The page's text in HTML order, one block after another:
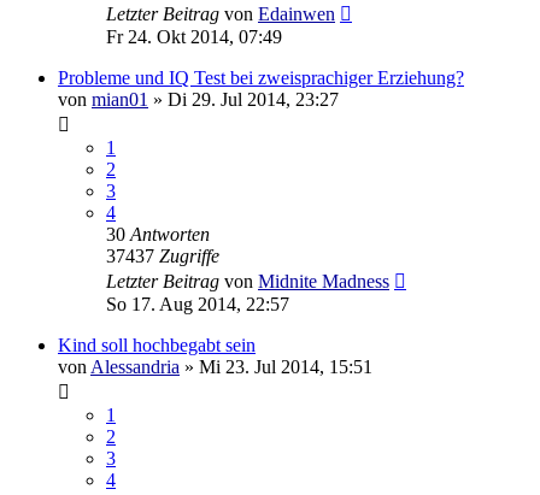
Letzter Beitrag von Edainwen
Fr 24. Okt 2014, 07:49
Probleme und IQ Test bei zweisprachiger Erziehung?
von mian01 » Di 29. Jul 2014, 23:27
1
2
3
4
30 Antworten
37437 Zugriffe
Letzter Beitrag von Midnite Madness
So 17. Aug 2014, 22:57
Kind soll hochbegabt sein
von Alessandria » Mi 23. Jul 2014, 15:51
1
2
3
4